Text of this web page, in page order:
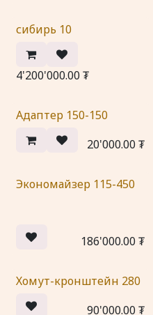
сибирь 10
4'200'000.00 ₮
Адаптер 150-150
20'000.00 ₮
Экономайзер 115-450
186'000.00 ₮
Хомут-кронштейн 280
90'000.00 ₮